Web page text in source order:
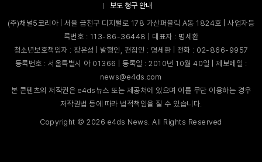
보도 청구 안내
(주)채널5코리아 | 서울 금천구 디지털로 178 가산퍼블릭 A동 1824호 | 사업자등
록번호 : 113-86-36448 | 대표자 : 명세환
청소년보호책임자 : 장은성 | 발행인, 편집인 : 명세환 | 전화 : 02-866-9957
등록번호 : 서울특별시 아 01366 | 등록일 : 2010년 10월 40일 | 제보메일 :
news@e4ds.com
본 콘텐츠의 저작권은 e4ds뉴스 또는 제공처에 있으며 이를 무단 이용하는 경우
저작권법 등에 따라 법적책임을 질 수 있습니다.
Copyright ©2026 e4ds News. All Rights Reserved